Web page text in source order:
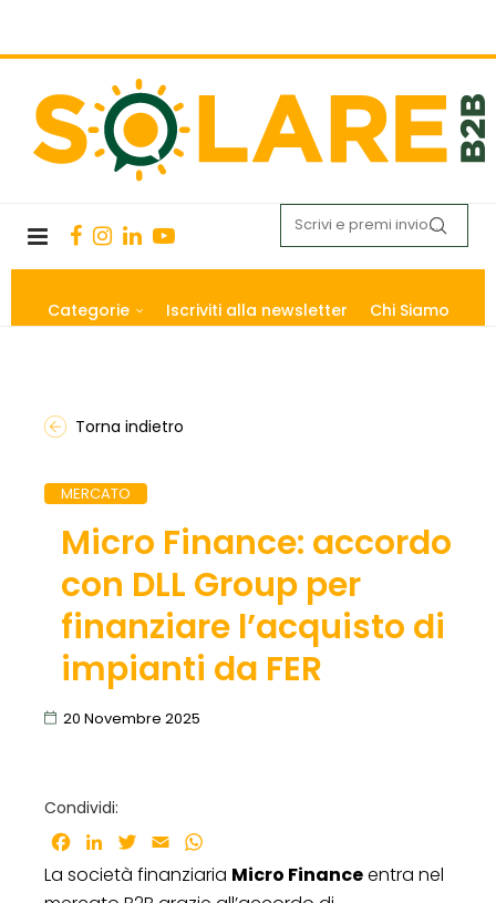
Categorie Iscriviti alla newsletter Chi Siamo
Torna indietro
MERCATO
Micro Finance: accordo
con DLL Group per
finanziare l’acquisto di
impianti da FER
20 Novembre 2025
Condividi:
Facebook
LinkedInTwitter
Email
La società finanziaria Micro Financeentra nel